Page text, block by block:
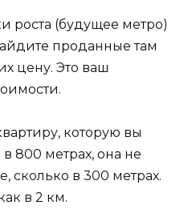
роста (будущее метро)
проданные там
цену. Это ваш
которую вы
в 800 метрах, она не
сколько в 300 метрах.
в 2 км.